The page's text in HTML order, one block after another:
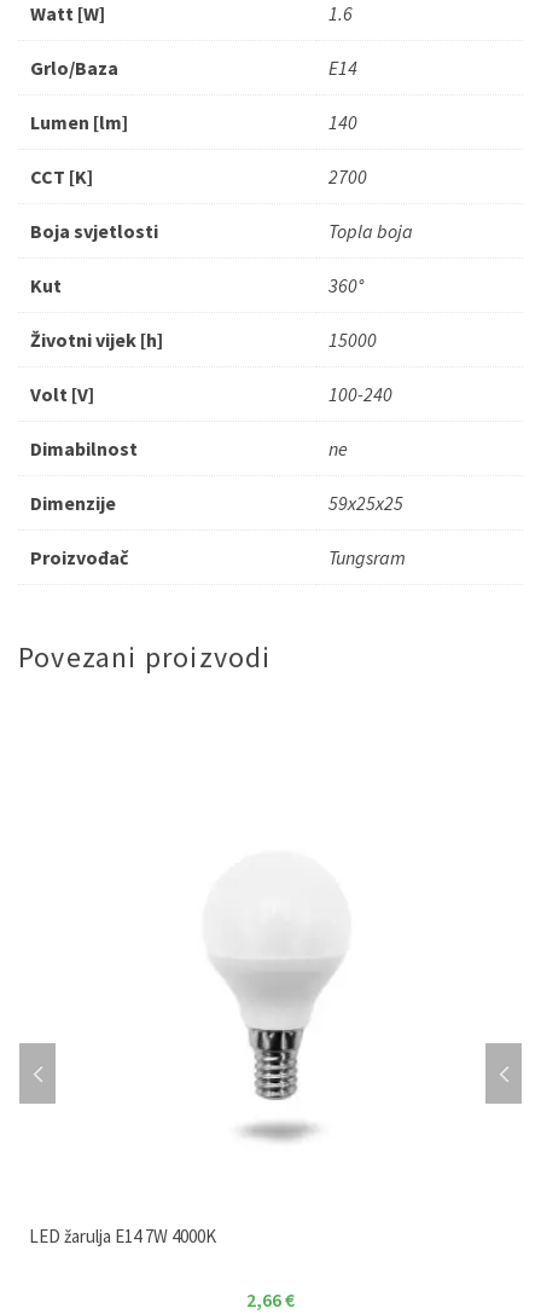
Watt [W] 1.6
Grlo/Baza E14
Lumen [lm] 140
CCT [K] 2700
Boja svjetlosti Topla boja
Kut 360°
Životni vijek [h] 15000
Volt [V] 100-240
Dimabilnost ne
Dimenzije 59x25x25
Proizvođač Tungsram
Povezani proizvodi
LED žarulja E14 7W 4000K
2,66€